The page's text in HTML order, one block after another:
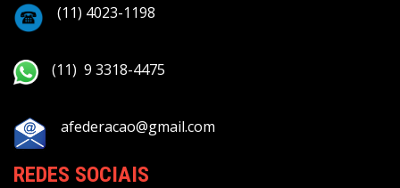
(11) 4023-1198
(11) 9 3318-4475
afederacao@gmail.com
REDES SOCIAIS